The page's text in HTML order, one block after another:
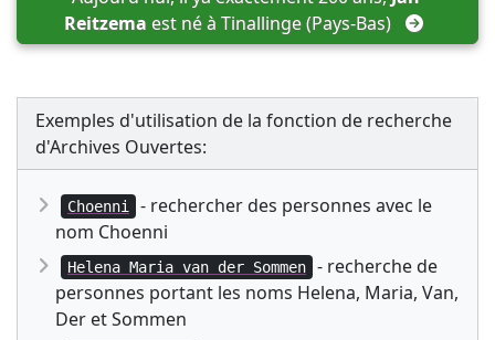
Reitzema est né à Tinallinge (Pays-Bas)
Exemples d'utilisation de la fonction de recherche
d'Archives Ouvertes:
Choenni
- rechercher des personnes avec le
nom Choenni
Helena Maria van der Sommen
- recherche de
personnes portant les noms Helena, Maria, Van,
Der et Sommen